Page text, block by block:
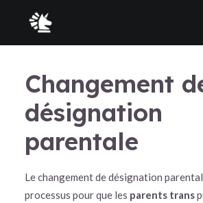
À propos
Clinique juridique
Point d’information sur l’état civil en
Liste de commissaires à l’assermentation
Quittez rapidement
Changement
désignation
parentale
Le changement de désignation
processus pour que les parents trans